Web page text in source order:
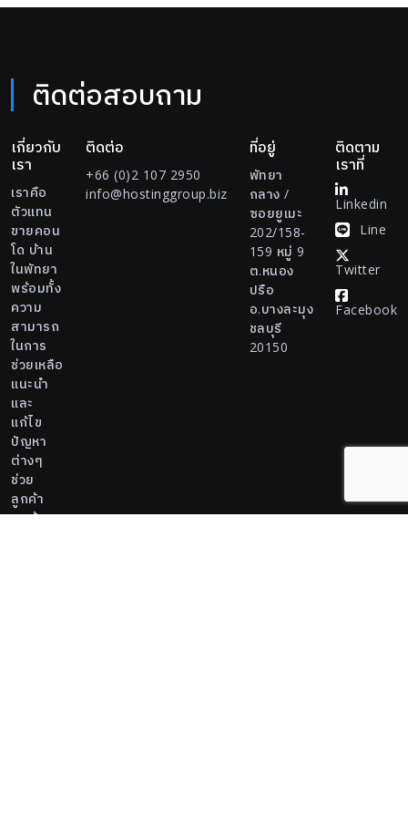
ติดต่อสอบถาม
เกี่ยวกับ
เรา
เราคือ
ตัวแทน
ขายคอน
โด บ้าน
ในพัทยา
พร้อมทั้ง
ความ
สามารถ
ในการ
ช่วยเหลือ
แนะนำ
และ
แก้ไข
ปัญหา
ต่างๆ
ช่วย
ลูกค้า
ลูกค้า
ติดต่อ
+66 (0)2 107 2950
info@hostinggroup.biz
ที่อยู่
พัทยา
กลาง /
ซอยยูเมะ
202/158-
159 หมู่ 9
ต.หนอง
ปรือ
อ.บางละมุง
ชลบุรี
20150
ติดตาม
เราที่
Linkedin
Line
Twitter
Facebook